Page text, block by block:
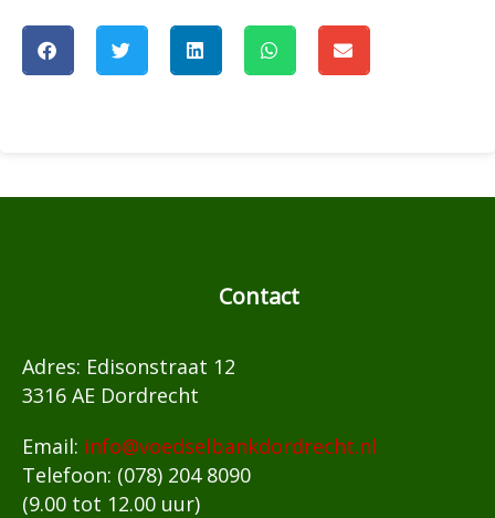
Contact
Adres: Edisonstraat 12
3316 AE Dordrecht
Email: info@voedselbankdordrecht.nl
Telefoon: (078) 204 8090
(9.00 tot 12.00 uur)